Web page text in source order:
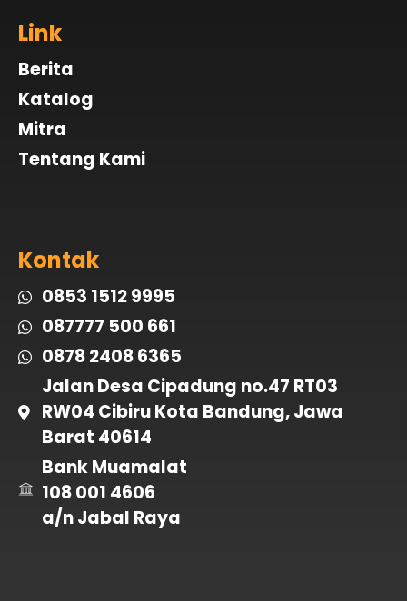
Link
Berita
Katalog
Mitra
Tentang Kami
Kontak
0853 1512 9995
087777 500 661
0878 2408 6365
Jalan Desa Cipadung no.47 RT03
RW04 Cibiru Kota Bandung, Jawa
Barat 40614
Bank Muamalat
108 001 4606
a/n Jabal Raya